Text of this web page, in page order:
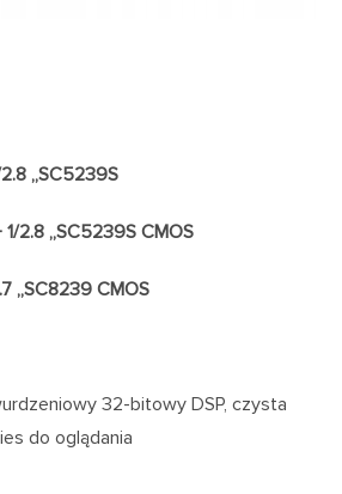
„SC5239S
2.8 „SC5239S CMOS
„SC8239 CMOS
32-bitowy DSP, czysta
do oglądania